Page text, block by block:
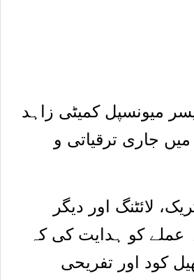
میونسپل کمیٹی زاہد
جاری ترقیاتی و
لائٹنگ اور دیگر
عملے کو ہدایت کی کہ
کود اور تفریحی